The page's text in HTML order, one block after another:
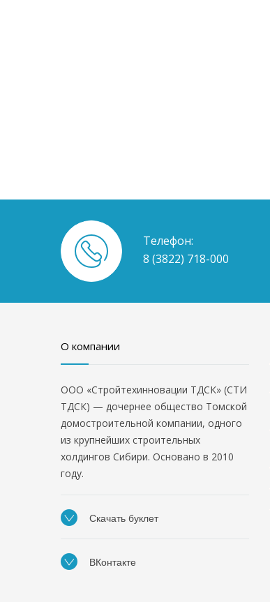
Телефон:
8 (3822) 718-000
О компании
ООО «Стройтехинновации ТДСК» (СТИ
ТДСК) — дочернее общество Томской
домостроительной компании, одного
из крупнейших строительных
холдингов Сибири. Основано в 2010
году.
Скачать буклет
ВКонтакте